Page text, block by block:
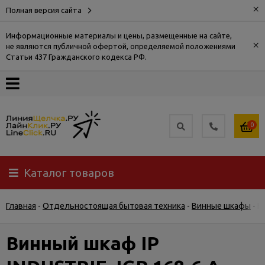
Полная версия сайта ×
Информационные материалы и цены, размещенные на сайте,
не являются публичной офертой, определяемой положениями
Статьи 437 Гражданского кодекса РФ.
×
О
Доставка
Самовывоз
Гарантия
0
Каталог товаров
Главная - Отдельностоящая бытовая техника - Винные шкафы -
Винный шкаф IP